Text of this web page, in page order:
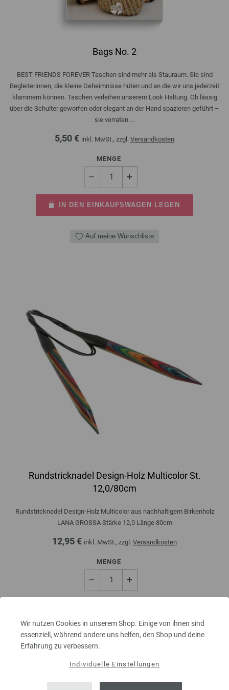
Wir nutzen Cookies in unserem Shop. Einige von ihnen sind
essenziell, während andere uns helfen, den Shop und deine
Erfahrung zu verbessern.
Individuelle Einstellungen
Bags No. 2
BEST FRIENDS FOREVER Taschen sind mehr als Stauraum. Sie sind
Begleiterinnen, die kleine Geheimnisse hüten und an die wir uns jederzeit
klammern können. Taschen verleihen unserem Look Haltung. Ob lässig
über die Schulter geworfen oder elegant an der Hand spazieren geführt –
sie verraten ...
5,50 € inkl. MwSt., zzgl. Versandkosten
MENGE
IN DEN EINKAUFSWAGEN LEGEN
Auf meine Wunschliste
Rundstricknadel Design-Holz Multicolor St.
12,0/80cm
Rundstricknadel Design-Holz Multicolor aus nachhaltigem Birkenholz
LANA GROSSA Stärke 12,0 Länge 80cm
12,95 € inkl. MwSt., zzgl. Versandkosten
MENGE
Auf meine Wunschliste